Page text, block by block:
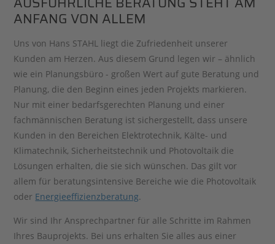
ANFANG VON ALLEM
Uns von Hans STAHL liegt die Zufriedenheit unserer
Kunden am Herzen. Aus diesem Grund legen wir – ähnlich
wie ein Planungsbüro - großen Wert auf gute Beratung und
Planung, die den Beginn eines jeden Projekts markieren.
Nur mit einer bedarfsgerechten Planung und einer
fachmännischen Beratung ist sichergestellt, dass unsere
Kunden in den Bereichen Elektrotechnik, Kälte- und
Klimatechnik, Sicherheitstechnik und Photovoltaik die
Lösungen erhalten, die sie sich wünschen. Das gilt vor
allem für beratungsintensive Bereiche wie die Photovoltaik
oder Energieeffizienzberatung.
Wir sind Ihr Ansprechpartner für alle Schritte im Rahmen
Ihres Bauprojekts. Bei uns erhalten Sie alles aus einer